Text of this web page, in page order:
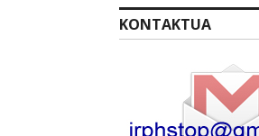
KONTAKTUA